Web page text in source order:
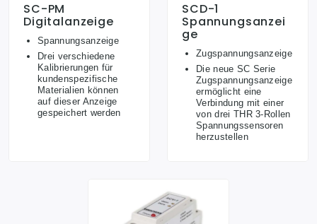
SC-PM
Digitalanzeige
Spannungsanzeige
Drei verschiedene
Kalibrierungen für
kundenspezifische
Materialien können
auf dieser Anzeige
gespeichert werden
SCD-1
Spannungsanzei
Ge
Zugspannungsanzeige
Die neue SC Serie
Zugspannungsanzeige
ermöglicht eine
Verbindung mit einer
von drei THR 3-Rollen
Spannungssensoren
herzustellen